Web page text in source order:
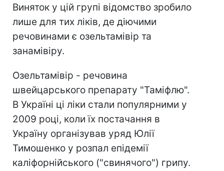
Виняток у цій групі відомство зробило
лише для тих ліків, де діючими
речовинами є озельтамівір та
занамівіру.
Озельтамівір - речовина
швейцарського препарату "Таміфлю".
В Україні ці ліки стали популярними у
2009 році, коли їх постачання в
Україну організував уряд Юлії
Тимошенко у розпал епідемії
каліфорнійського ("свинячого") грипу.